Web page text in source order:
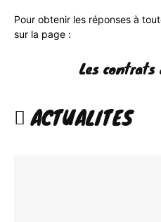
Pour obtenir les réponses à
sur la page :
Les contrats
ACTUALITES